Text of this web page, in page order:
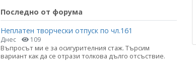
Последно от форума
Неплатен творчески отпуск по чл.161
Днес 109
Въпросът ми е за осигурителния стаж. Търсим
вариант как да се отрази толкова дълго отсъствие.